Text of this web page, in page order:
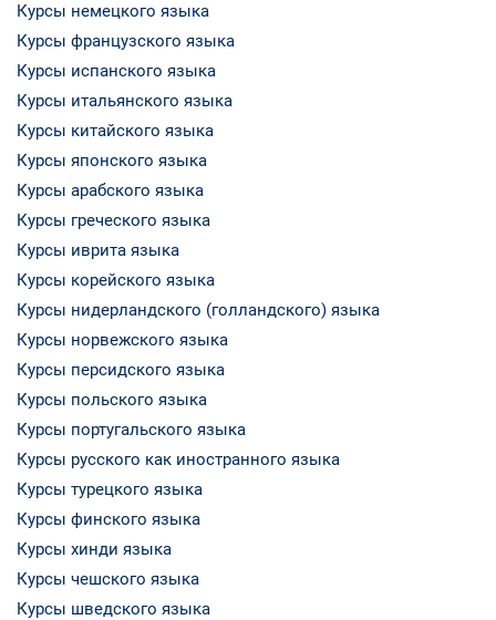
Курсы немецкого языка
Курсы французского языка
Курсы испанского языка
Курсы итальянского языка
Курсы китайского языка
Курсы японского языка
Курсы арабского языка
Курсы греческого языка
Курсы иврита языка
Курсы корейского языка
Курсы нидерландского (голландского) языка
Курсы норвежского языка
Курсы персидского языка
Курсы польского языка
Курсы португальского языка
Курсы русского как иностранного языка
Курсы турецкого языка
Курсы финского языка
Курсы хинди языка
Курсы чешского языка
Курсы шведского языка